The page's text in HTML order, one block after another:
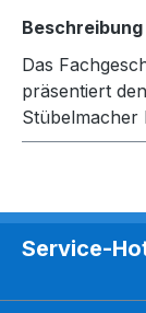
Beschreibung
Das
präsentiert
Stübelmacher
Service-